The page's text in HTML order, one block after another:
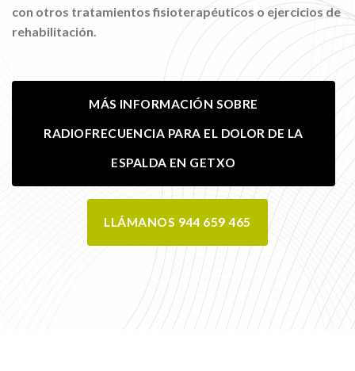
con otros tratamientos fisioterapéuticos o ejercicios de
rehabilitación.
MÁS INFORMACIÓN SOBRE
RADIOFRECUENCIA PARA EL DOLOR DE LA
ESPALDA EN GETXO
LLÁMANOS 944 659 465